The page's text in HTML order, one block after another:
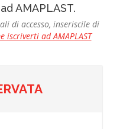
AMAPLAST.
di accesso, inseriscile di
iscriverti ad AMAPLAST